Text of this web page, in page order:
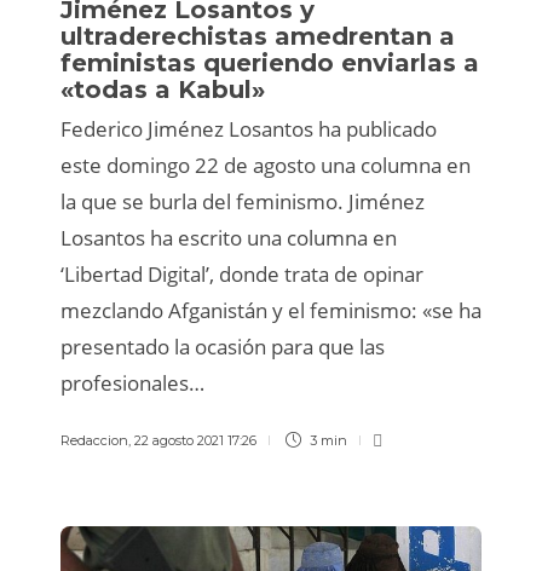
Jiménez Losantos y
ultraderechistas amedrentan a
feministas queriendo enviarlas a
«todas a Kabul»
Federico Jiménez Losantos ha publicado
este domingo 22 de agosto una columna en
la que se burla del feminismo. Jiménez
Losantos ha escrito una columna en
‘Libertad Digital’, donde trata de opinar
mezclando Afganistán y el feminismo: «se ha
presentado la ocasión para que las
profesionales…
Redaccion 22 agosto 2021 17:26 3 min